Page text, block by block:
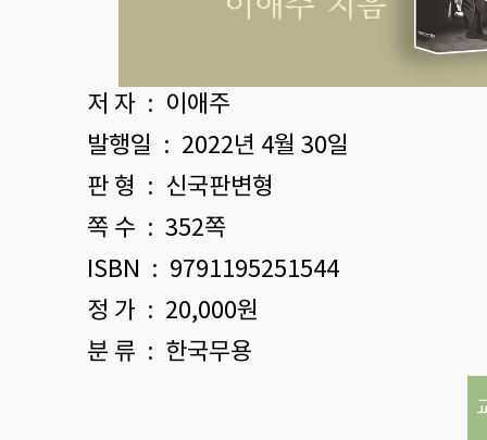
저 자 : 이애주
발행일 : 2022년 4월 30일
판 형 : 신국판변형
쪽 수 : 352쪽
ISBN : 9791195251544
정 가 : 20,000원
분 류 : 한국무용